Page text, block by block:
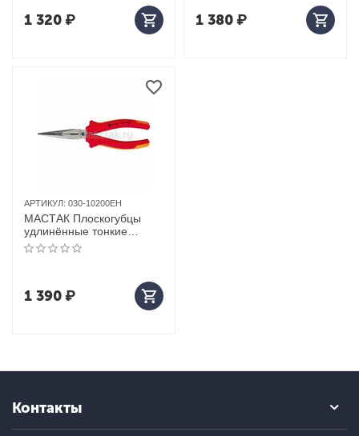
1 320₽ 1 380₽
АРТИКУЛ: 030-10200EH
МАСТАК Плоскогубцы
удлинённые тонкие
прямые 200 мм,
диэлектрические,
1 390₽
Контакты